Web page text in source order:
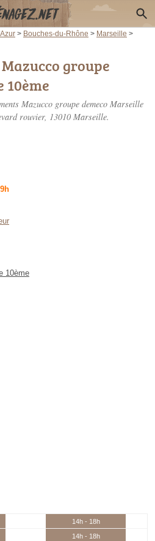
> Bouches-du-Rhône > Marseille >
groupe
10ème
Mazucco groupe demeco Marseille
rouvier, 13010 Marseille.
10ème
14h - 18h
14h - 18h